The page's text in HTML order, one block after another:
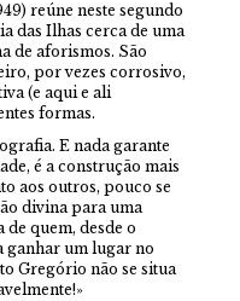
reúne neste segundo
das Ilhas cerca de uma
de aforismos. São
por vezes corrosivo,
(e aqui e ali
formas.
E nada garante
é a construção mais
aos outros, pouco se
divina para uma
quem, desde o
ganhar um lugar no
Gregório não se situa